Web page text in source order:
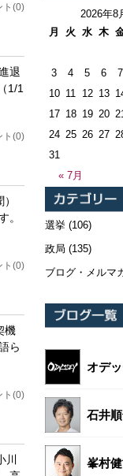
ト(0)
退
1/1
ト(0)
。
ト(0)
機
ら
ト(0)
川
2026年8
月
火 水 木
« 7月
3
4 5 6 7
10 11 12 13
17 18 19 20
24 25 26 27
31
選挙 (106)
政局 (135)
ブログ・メルマ
オデ
石井
峯村